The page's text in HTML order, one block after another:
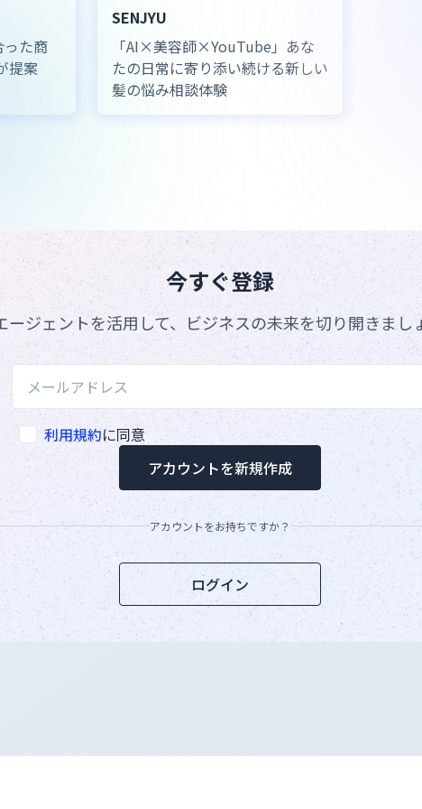
った商
提案
SENJYU
「AI×美容師×YouTube」あな
たの日常に寄り添い続ける新しい
髪の悩み相談体験
今すぐ登録
ージェントを活用して、ビジネスの未来を切り開きまし
利用規約に同意
アカウントを新規作成
アカウントをお持ちですか？
ログイン